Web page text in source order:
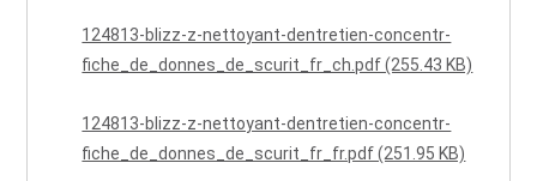
124813-blizz-z-nettoyant-dentretien-concentr-
fiche_de_donnes_de_scurit_fr_ch.pdf (255.43 KB)
124813-blizz-z-nettoyant-dentretien-concentr-
fiche_de_donnes_de_scurit_fr_fr.pdf (251.95 KB)